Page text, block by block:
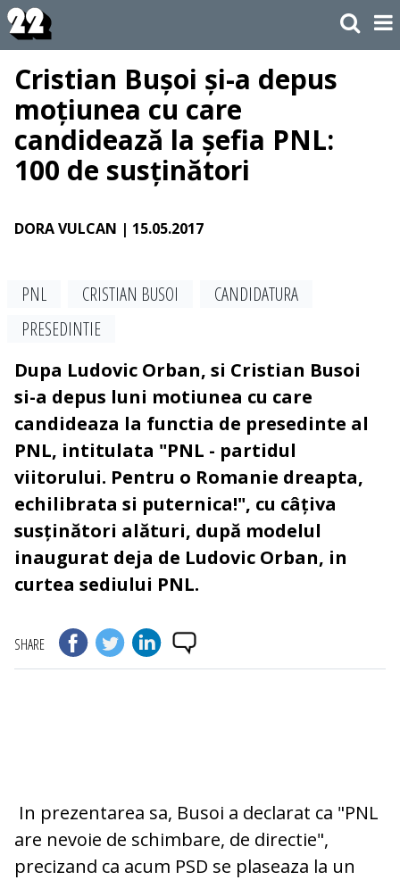
Cristian Bușoi și-a depus
moțiunea cu care
candidează la șefia PNL:
100 de susținători
DORA VULCAN | 15.05.2017
PNL CRISTIAN BUSOI
CANDIDATURA
PRESEDINTIE
Dupa Ludovic Orban, si Cristian Busoi
si-a depus luni motiunea cu care
candideaza la functia de presedinte al
PNL, intitulata "PNL - partidul
viitorului. Pentru o Romanie dreapta,
echilibrata si puternica!", cu câțiva
susținători alături, după modelul
inaugurat deja de Ludovic Orban, in
curtea sediului PNL.
SHARE
In prezentarea sa, Busoi a declarat ca "PNL
are nevoie de schimbare, de directie",
precizand ca acum PSD se plaseaza la un